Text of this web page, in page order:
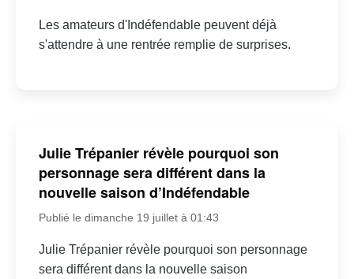
Les amateurs d'Indéfendable peuvent déjà
s'attendre à une rentrée remplie de surprises.
Julie Trépanier révèle pourquoi son
personnage sera différent dans la
nouvelle saison d’Indéfendable
Publié le dimanche 19 juillet à 01:43
Julie Trépanier révèle pourquoi son personnage
sera différent dans la nouvelle saison